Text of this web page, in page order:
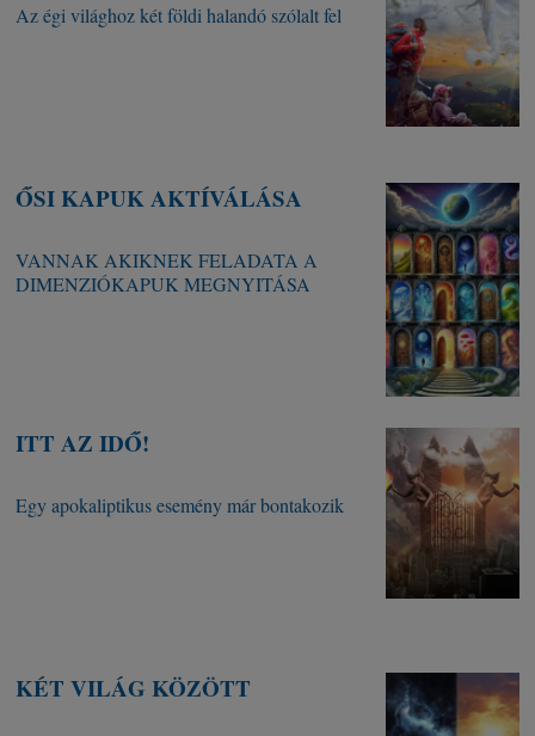
Az égi világhoz két földi halandó szólalt fel
ŐSI KAPUK AKTÍVÁLÁSA
VANNAK AKIKNEK FELADATA A
DIMENZIÓKAPUK MEGNYITÁSA
ITT AZ IDŐ!
Egy apokaliptikus esemény már bontakozik
KÉT VILÁG KÖZÖTT